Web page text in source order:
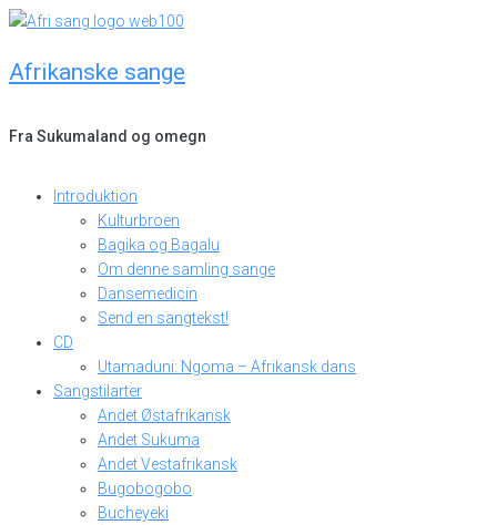
Skip
content
Afrikanske sange
Fra Sukumaland og omegn
Introduktion
Kulturbroen
Bagika og Bagalu
Om denne samling sange
Dansemedicin
Send en sangtekst!
CD
Utamaduni: Ngoma – Afrikansk dans
Sangstilarter
Andet Østafrikansk
Andet Sukuma
Andet Vestafrikansk
Bugobogobo
Bucheyeki